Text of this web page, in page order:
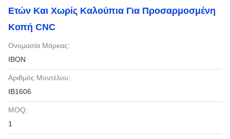
Ετών Και Χωρίς Καλούπια Για Προσαρμοσμένη
Κοπή CNC
Ονομασία Μάρκας:
IBON
Αριθμός Μοντέλου:
ΙΒ1606
MOQ:
1